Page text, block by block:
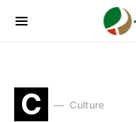
C Culture